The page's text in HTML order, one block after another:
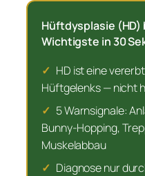
Hüftdysplasie (HD)
Wichtigste in 30
✓ HD ist eine
Hüftgelenks — nicht
✓ 5 Warnsignale:
Bunny-Hopping,
Muskelabbau
✓ Diagnose nur